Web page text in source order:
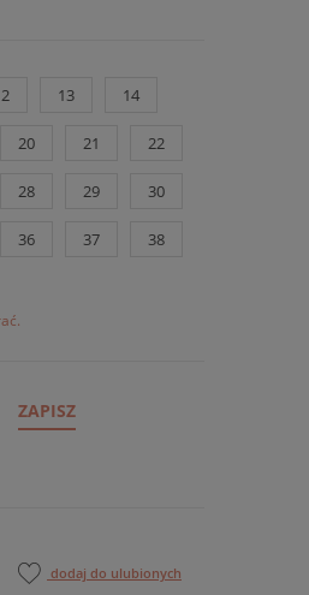
13 14
20 21 22
28 29 30
36 37 38
ZAPISZ
dodaj do ulubionych